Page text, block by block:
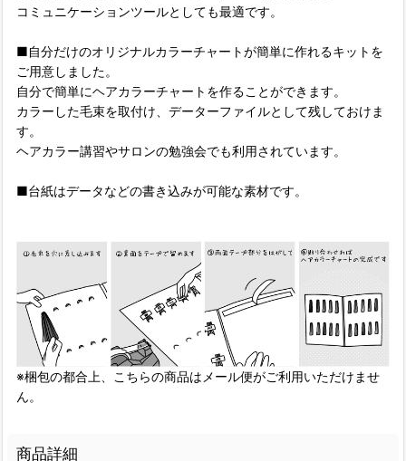
コミュニケーションツールとしても最適です。
■自分だけのオリジナルカラーチャートが簡単に作れるキットを
ご用意しました。
自分で簡単にヘアカラーチャートを作ることができます。
カラーした毛束を取付け、データーファイルとして残しておけま
す。
ヘアカラー講習やサロンの勉強会でも利用されています。
■台紙はデータなどの書き込みが可能な素材です。
※梱包の都合上、こちらの商品はメール便がご利用いただけませ
ん。
商品詳細